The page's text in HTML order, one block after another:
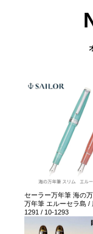
セーラー万年筆 海の
万年筆 エルーセラ島 /
1291 / 10-1293